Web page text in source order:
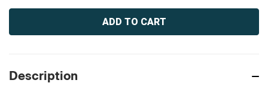
Current
Description